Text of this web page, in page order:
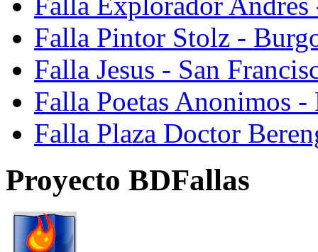
Falla Pintor Stolz -
Falla Jesus - San
Falla Poetas Anonimos
Falla Plaza Doctor
Proyecto BDFallas